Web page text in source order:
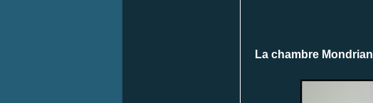
La chambre Mondrian